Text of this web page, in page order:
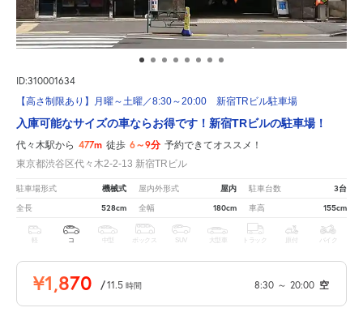
ID:310001634
【高さ制限あり】月曜～土曜／8:30～20:00 新宿TRビル駐車場
入庫可能なサイズの車ならお得です！新宿TRビルの駐車場！
代々木駅から 477m 徒歩 6～9分 予約できてオススメ！
東京都渋谷区代々木2-2-13 新宿TRビル
駐車場形式 機械式 屋内外形式 屋内 駐車台数 3台
全長 528cm 全幅 180cm 車高 155cm
軽 コ 中型 ボックス SUV 大型車 トラック 原付 バイク
¥1,870 /11.5 時間 8:30 ～ 20:00 空